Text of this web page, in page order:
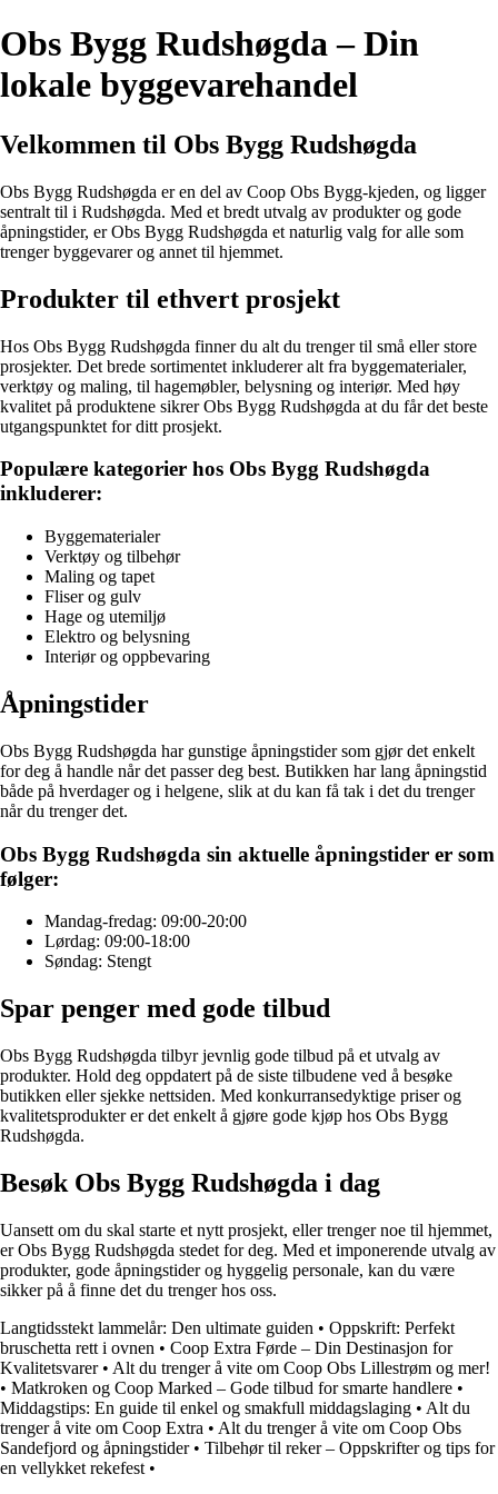
Obs Bygg Rudshøgda – Din
lokale byggevarehandel
Velkommen til Obs Bygg Rudshøgda
Obs Bygg Rudshøgda er en del av Coop Obs Bygg-kjeden, og ligger
sentralt til i Rudshøgda. Med et bredt utvalg av produkter og gode
åpningstider, er Obs Bygg Rudshøgda et naturlig valg for alle som
trenger byggevarer og annet til hjemmet.
Produkter til ethvert prosjekt
Hos Obs Bygg Rudshøgda finner du alt du trenger til små eller store
prosjekter. Det brede sortimentet inkluderer alt fra byggematerialer,
verktøy og maling, til hagemøbler, belysning og interiør. Med høy
kvalitet på produktene sikrer Obs Bygg Rudshøgda at du får det beste
utgangspunktet for ditt prosjekt.
Populære kategorier hos Obs Bygg Rudshøgda
inkluderer:
Byggematerialer
Verktøy og tilbehør
Maling og tapet
Fliser og gulv
Hage og utemiljø
Elektro og belysning
Interiør og oppbevaring
Åpningstider
Obs Bygg Rudshøgda har gunstige åpningstider som gjør det enkelt
for deg å handle når det passer deg best. Butikken har lang åpningstid
både på hverdager og i helgene, slik at du kan få tak i det du trenger
når du trenger det.
Obs Bygg Rudshøgda sin aktuelle åpningstider er som
følger:
Mandag-fredag: 09:00-20:00
Lørdag: 09:00-18:00
Søndag: Stengt
Spar penger med gode tilbud
Obs Bygg Rudshøgda tilbyr jevnlig gode tilbud på et utvalg av
produkter. Hold deg oppdatert på de siste tilbudene ved å besøke
butikken eller sjekke nettsiden. Med konkurransedyktige priser og
kvalitetsprodukter er det enkelt å gjøre gode kjøp hos Obs Bygg
Rudshøgda.
Besøk Obs Bygg Rudshøgda i dag
Uansett om du skal starte et nytt prosjekt, eller trenger noe til hjemmet,
er Obs Bygg Rudshøgda stedet for deg. Med et imponerende utvalg av
produkter, gode åpningstider og hyggelig personale, kan du være
sikker på å finne det du trenger hos oss.
Langtidsstekt lammelår: Den ultimate guiden • Oppskrift: Perfekt
bruschetta rett i ovnen • Coop Extra Førde – Din Destinasjon for
Kvalitetsvarer• Alt du trenger å vite om Coop Obs Lillestrøm og mer!
• Matkroken og Coop Marked – Gode tilbud for smarte handlere •
Middagstips: En guide til enkel og smakfull middagslaging • Alt du
trenger å vite om Coop Extra • Alt du trenger å vite om Coop Obs
Sandefjord og åpningstider• Tilbehør til reker – Oppskrifter og tips for
en vellykket rekefest •